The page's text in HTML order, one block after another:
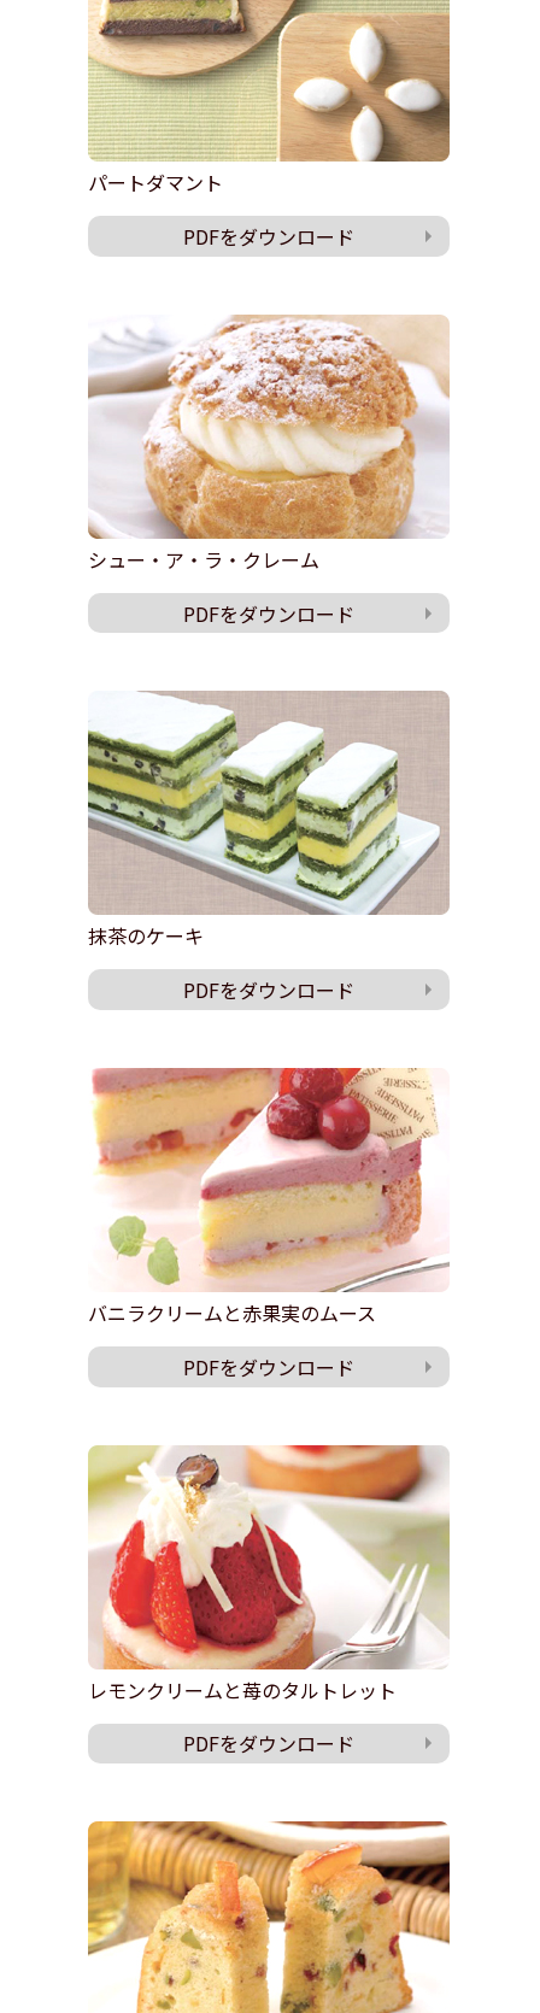
パートダマント
PDFをダウンロード
シュー・ア・ラ・クレーム
PDFをダウンロード
抹茶のケーキ
PDFをダウンロード
バニラクリームと赤果実のムース
PDFをダウンロード
レモンクリームと苺のタルトレット
PDFをダウンロード